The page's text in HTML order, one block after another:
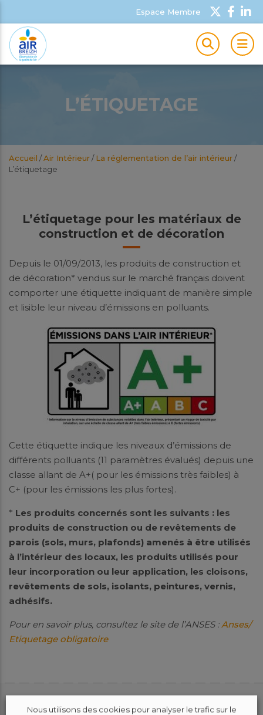
Espace Membre
L’ÉTIQUETAGE
Accueil /Air Intérieur/La réglementation de l’air intérieur/
L’étiquetage
L’étiquetage pour les matériaux de
construction et de décoration
Depuis le 01/09/2013, les produits de construction et
de décoration* vendus sur le marché français doivent
comporter une étiquette indiquant de manière simple
et lisible leur niveau d’émissions en polluants.
Cette étiquette indique les niveaux d’émissions de
différents polluants (11 paramètres évalués) depuis une
classe allant de A+( pour les émissions très faibles) à
C+ (pour les émissions les plus fortes).
* Les produits concernés sont les suivants : les
produits de construction ou de revêtements de
parois (sols, murs, plafonds) amenés à être utilisés
à l’intérieur des locaux, les produits utilisés pour
leur incorporation ou leur application, les cloisons,
revêtements de sols, isolants, peintures, vernis,
adhésifs.
Pour en savoir plus, consultez le site de l’ANSES :Anses/
Etiquetage obligatoire
Nous utilisons des cookies pour analyser le trafic sur le